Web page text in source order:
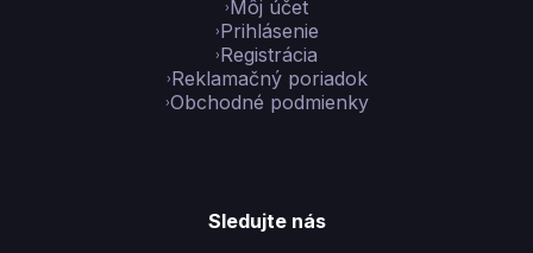
Môj účet
Prihlásenie
Registrácia
Reklamačný poriadok
Obchodné podmienky
Sledujte nás